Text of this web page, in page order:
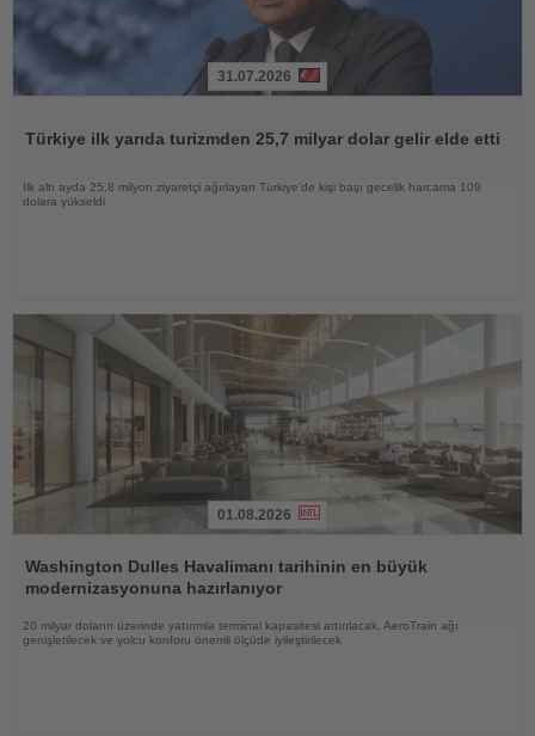
31.07.2026
Türkiye ilk yarıda turizmden 25,7 milyar dolar gelir elde etti
İlk altı ayda 25,8 milyon ziyaretçi ağırlayan Türkiye’de kişi başı gecelik harcama 109
dolara yükseldi
Oku
01.08.2026
Washington Dulles Havalimanı tarihinin en büyük
modernizasyonuna hazırlanıyor
20 milyar doların üzerinde yatırımla terminal kapasitesi artırılacak, AeroTrain ağı
genişletilecek ve yolcu konforu önemli ölçüde iyileştirilecek